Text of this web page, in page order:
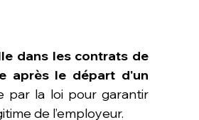
dans les contrats de
après le départ d'un
par la loi pour garantir
de l’employeur.